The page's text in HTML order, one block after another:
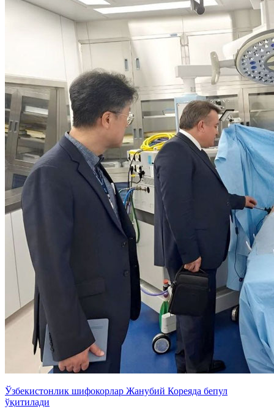
Ўзбекистонлик шифокорлар Жанубий Кореяда бепул
ўқитилади